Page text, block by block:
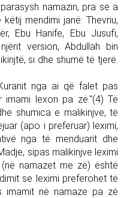
namazin, pra se a
mendimi janë: Thevriu,
Ebu Hanife, Ebu Jusufi,
version, Abdullah bin
si dhe shumë të tjerë.
nga ai që falet pas
lexon pa zë."(4) Të
shumica e malikinjve, të
(apo i preferuar) leximi,
nga të menduarit dhe
sipas malikinjve leximi
namazet me zë) është
se leximi preferohet të
në namaze pa zë